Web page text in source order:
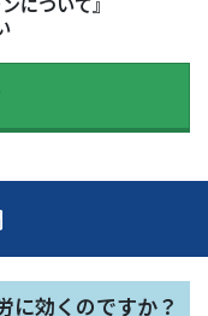
に効くのですか？